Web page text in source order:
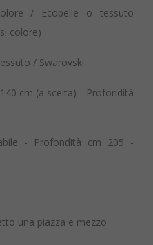
/ Ecopelle o tessuto
colore)
/ Swarovski
cm (a scelta) - Profondità
- Profondità cm 205 -
una piazza e mezzo